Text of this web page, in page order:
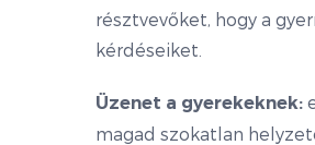
résztvevőket, hogy a
kérdéseiket.
Üzenet a gyerekeknek:
magad szokatlan